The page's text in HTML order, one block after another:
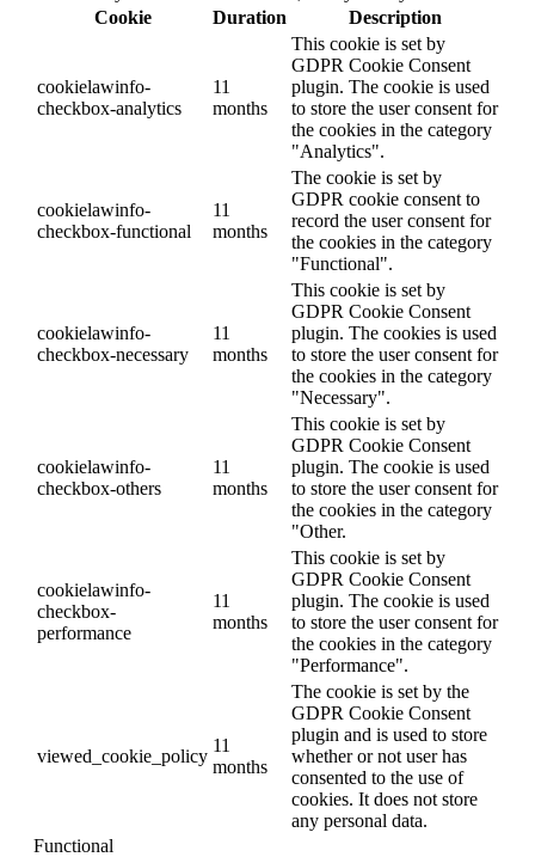
Cookie
Duration Description
cookielawinfo-
checkbox-analytics
11
months
This cookie is set by
GDPR Cookie Consent
plugin. The cookie is used
to store the user consent for
the cookies in the category
"Analytics".
cookielawinfo-
checkbox-functional
11
months
The cookie is set by
GDPR cookie consent to
record the user consent for
the cookies in the category
"Functional".
cookielawinfo-
checkbox-necessary
11
months
This cookie is set by
GDPR Cookie Consent
plugin. The cookies is used
to store the user consent for
the cookies in the category
"Necessary".
cookielawinfo-
checkbox-others
11
months
This cookie is set by
GDPR Cookie Consent
plugin. The cookie is used
to store the user consent for
the cookies in the category
"Other.
cookielawinfo-
checkbox-
performance
11
months
This cookie is set by
GDPR Cookie Consent
plugin. The cookie is used
to store the user consent for
the cookies in the category
"Performance".
viewed_cookie_policy
11
months
The cookie is set by the
GDPR Cookie Consent
plugin and is used to store
whether or not user has
consented to the use of
cookies. It does not store
any personal data.
Functional